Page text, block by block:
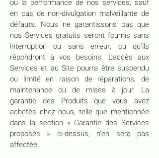
ou la performance de nos services, sauf
en cas de non-divulgation malveillante de
défauts. Nous ne garantissons pas que
nos Services gratuits seront fournis sans
interruption ou sans erreur, ou qu'ils
répondront à vos besoins. L'accès aux
Services et au Site pourra être suspendu
ou limité en raison de réparations, de
maintenance ou de mises à jour. La
garantie des Produits que vous avez
achetés chez nous, telle que mentionnée
dans la section « Garantie des Services
proposés » ci-dessus, n'en sera pas
affectée.